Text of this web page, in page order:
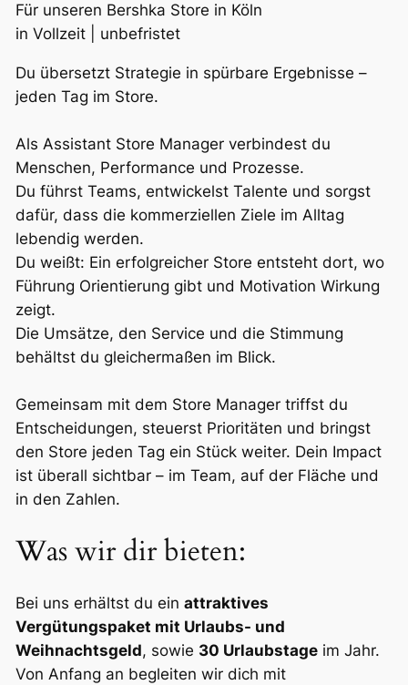
Für unseren Bershka Store in Köln
in Vollzeit | unbefristet
Du übersetzt Strategie in spürbare Ergebnisse –
jeden Tag im Store.
Als Assistant Store Manager verbindest du
Menschen, Performance und Prozesse.
Du führst Teams, entwickelst Talente und sorgst
dafür, dass die kommerziellen Ziele im Alltag
lebendig werden.
Du weißt: Ein erfolgreicher Store entsteht dort, wo
Führung Orientierung gibt und Motivation Wirkung
zeigt.
Die Umsätze, den Service und die Stimmung
behältst du gleichermaßen im Blick.
Gemeinsam mit dem Store Manager triffst du
Entscheidungen, steuerst Prioritäten und bringst
den Store jeden Tag ein Stück weiter. Dein Impact
ist überall sichtbar – im Team, auf der Fläche und
in den Zahlen.
Was wir dir bieten:
Bei uns erhältst du ein attraktives
Vergütungspaket mit Urlaubs- und
Weihnachtsgeld, sowie 30 Urlaubstageim Jahr.
Von Anfang an begleiten wir dich mit